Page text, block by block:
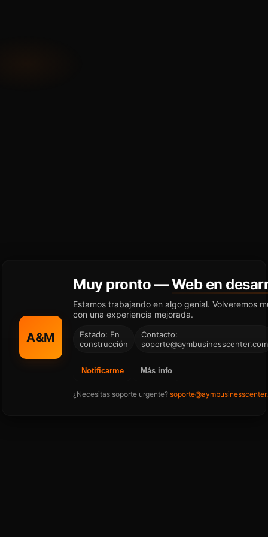
A&M
Muy pronto —Web en
Estamos trabajando en algo genial. Volveremos
con una experiencia mejorada.
Estado: En
construcción
Contacto:
soporte@aymbusinesscenter.com
Notificarme Más info
¿Necesitas soporte urgente?